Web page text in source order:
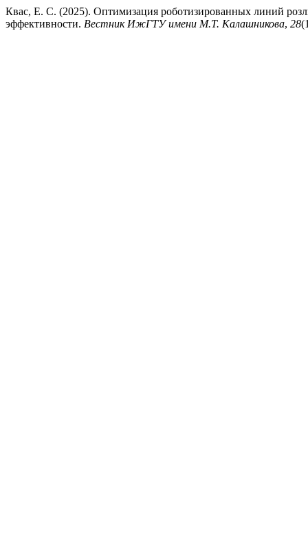
Квас, Е. С. (2025). Оптимизация роботизированных линий
эффективности. Вестник ИжГТУ имени М.Т. Калашникова, 28